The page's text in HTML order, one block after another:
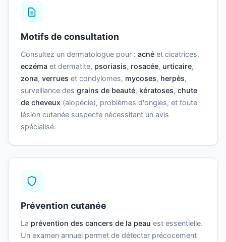
Motifs de consultation
Consultez un dermatologue pour : acné et cicatrices,
eczéma et dermatite, psoriasis, rosacée, urticaire,
zona, verrues et condylomes, mycoses, herpès,
surveillance des grains de beauté, kératoses, chute
de cheveux (alopécie), problèmes d'ongles, et toute
lésion cutanée suspecte nécessitant un avis
spécialisé.
Prévention cutanée
La prévention des cancers de la peau est essentielle.
Un examen annuel permet de détecter précocement